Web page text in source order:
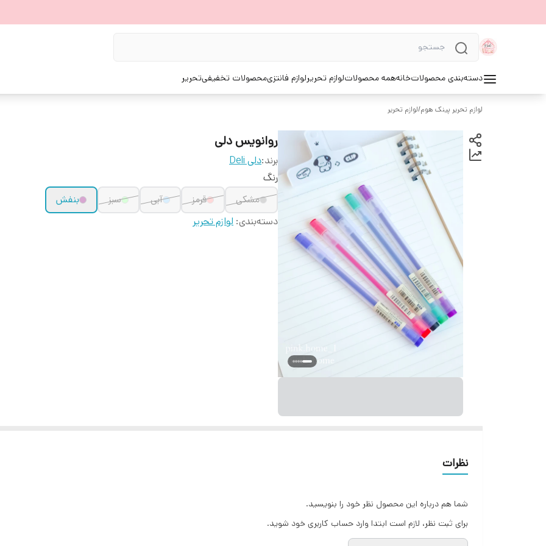
دسته‌بندی محصولاتخانههمه محصولاتلوازم تحریرلوازم فانتزیمحصولات تخفیفیتحریر
لوازم تحریر پینک هوم/لوازم تحریر
روانویس دلی
برند:دلی Deli
رنگ
مشکی
قرمز آبی سبز
بنفش
دسته‌بندی: لوازم تحریر
نظرات
شما هم درباره این محصول نظر خود را بنویسید.
برای ثبت نظر، لازم است ابتدا وارد حساب کاربری خود شوید.